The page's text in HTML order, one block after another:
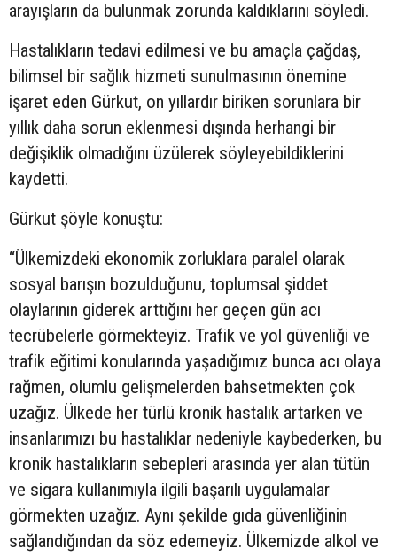
arayışların da bulunmak zorunda kaldıklarını söyledi.
Hastalıkların tedavi edilmesi ve bu amaçla çağdaş,
bilimsel bir sağlık hizmeti sunulmasının önemine
işaret eden Gürkut, on yıllardır biriken sorunlara bir
yıllık daha sorun eklenmesi dışında herhangi bir
değişiklik olmadığını üzülerek söyleyebildiklerini
kaydetti.
Gürkut şöyle konuştu:
“Ülkemizdeki ekonomik zorluklara paralel olarak
sosyal barışın bozulduğunu, toplumsal şiddet
olaylarının giderek arttığını her geçen gün acı
tecrübelerle görmekteyiz. Trafik ve yol güvenliği ve
trafik eğitimi konularında yaşadığımız bunca acı olaya
rağmen, olumlu gelişmelerden bahsetmekten çok
uzağız. Ülkede her türlü kronik hastalık artarken ve
insanlarımızı bu hastalıklar nedeniyle kaybederken, bu
kronik hastalıkların sebepleri arasında yer alan tütün
ve sigara kullanımıyla ilgili başarılı uygulamalar
görmekten uzağız. Aynı şekilde gıda güvenliğinin
sağlandığından da söz edemeyiz. Ülkemizde alkol ve